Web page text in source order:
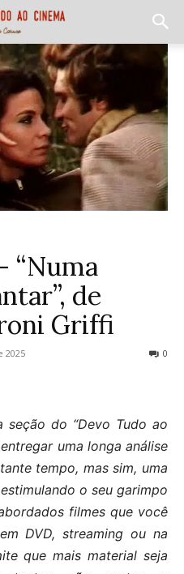
“Numa
de
Griffi
2025 0
seção do “Devo Tudo ao
uma longa análise
tempo, mas sim, uma
o seu garimpo
filmes que você
DVD, streaming ou na
que mais material seja